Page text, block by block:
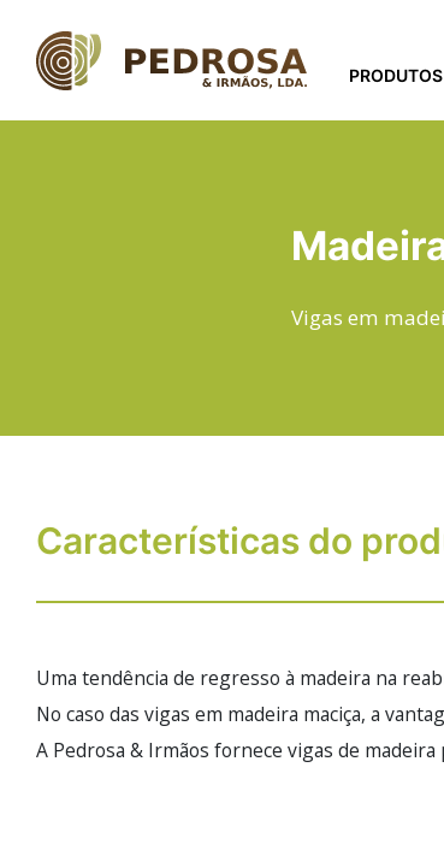
para
PRODUTOS
Vigas em
Características do
Uma tendência de regresso à madeira na
No caso das vigas em madeira maciça, a
A Pedrosa & Irmãos fornece vigas de